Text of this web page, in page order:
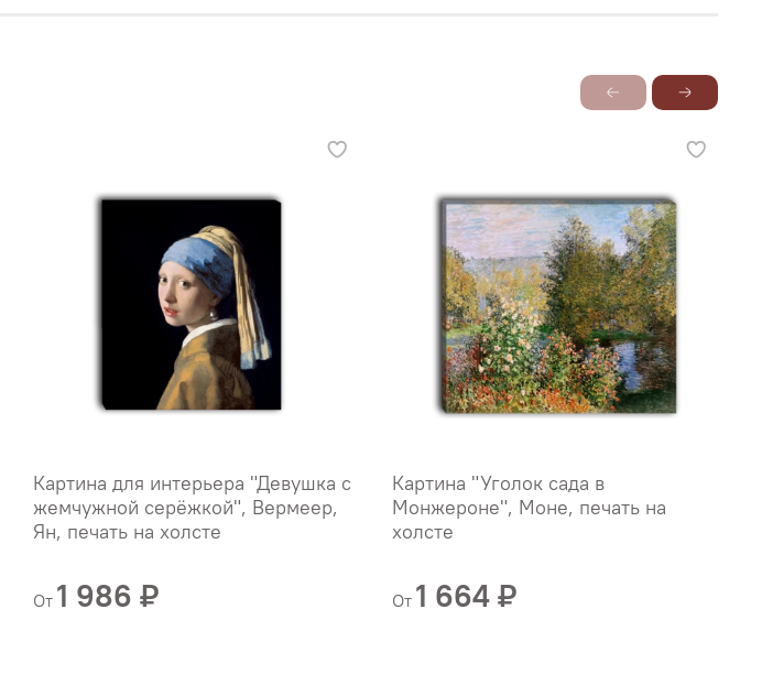
Картина для интерьера "Девушка с
жемчужной серёжкой", Вермеер,
Ян, печать на холсте
От 1 986 ₽
Картина "Уголок сада в
Монжероне", Моне, печать на
холсте
От 1 664 ₽